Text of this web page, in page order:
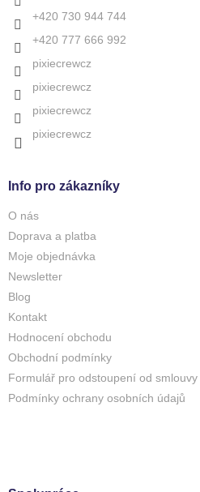
+420 730 944 744
+420 777 666 992
pixiecrewcz
pixiecrewcz
pixiecrewcz
pixiecrewcz
Info pro zákazníky
O nás
Doprava a platba
Moje objednávka
Newsletter
Blog
Kontakt
Hodnocení obchodu
Obchodní podmínky
Formulář pro odstoupení od smlouvy
Podmínky ochrany osobních údajů